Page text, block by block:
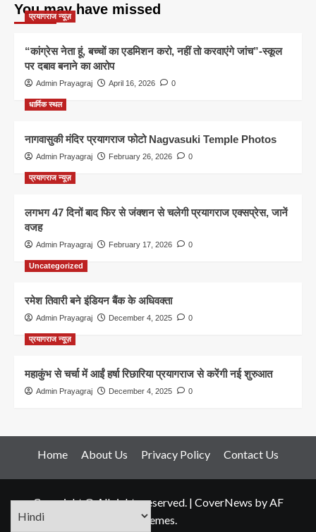
You may have missed
प्रयागराज न्यूज़
“कांग्रेस नेता हूं, बच्चों का एडमिशन करो, नहीं तो करवाएंगे जांच”-स्कूल
पर दबाव बनाने का आरोप
Admin Prayagraj April 16, 2026 0
धार्मिक स्थल
नागवासुकी मंदिर प्रयागराज फोटो Nagvasuki Temple Photos
Admin Prayagraj February 26, 2026 0
प्रयागराज न्यूज़
लगभग 47 दिनों बाद फिर से जंक्शन से चलेगी प्रयागराज एक्सप्रेस, जानें
वजह
Admin Prayagraj February 17, 2026 0
Uncategorized
रमेश तिवारी बने इंडियन बैंक के अधिवक्ता
Admin Prayagraj December 4, 2025 0
प्रयागराज न्यूज़
महाकुंभ से चर्चा में आईं हर्षा रिछारिया प्रयागराज से करेंगी नई शुरुआत
Admin Prayagraj December 4, 2025 0
Home About Us Privacy Policy Contact Us
Copyright © All rights reserved. | CoverNews by AF
themes.